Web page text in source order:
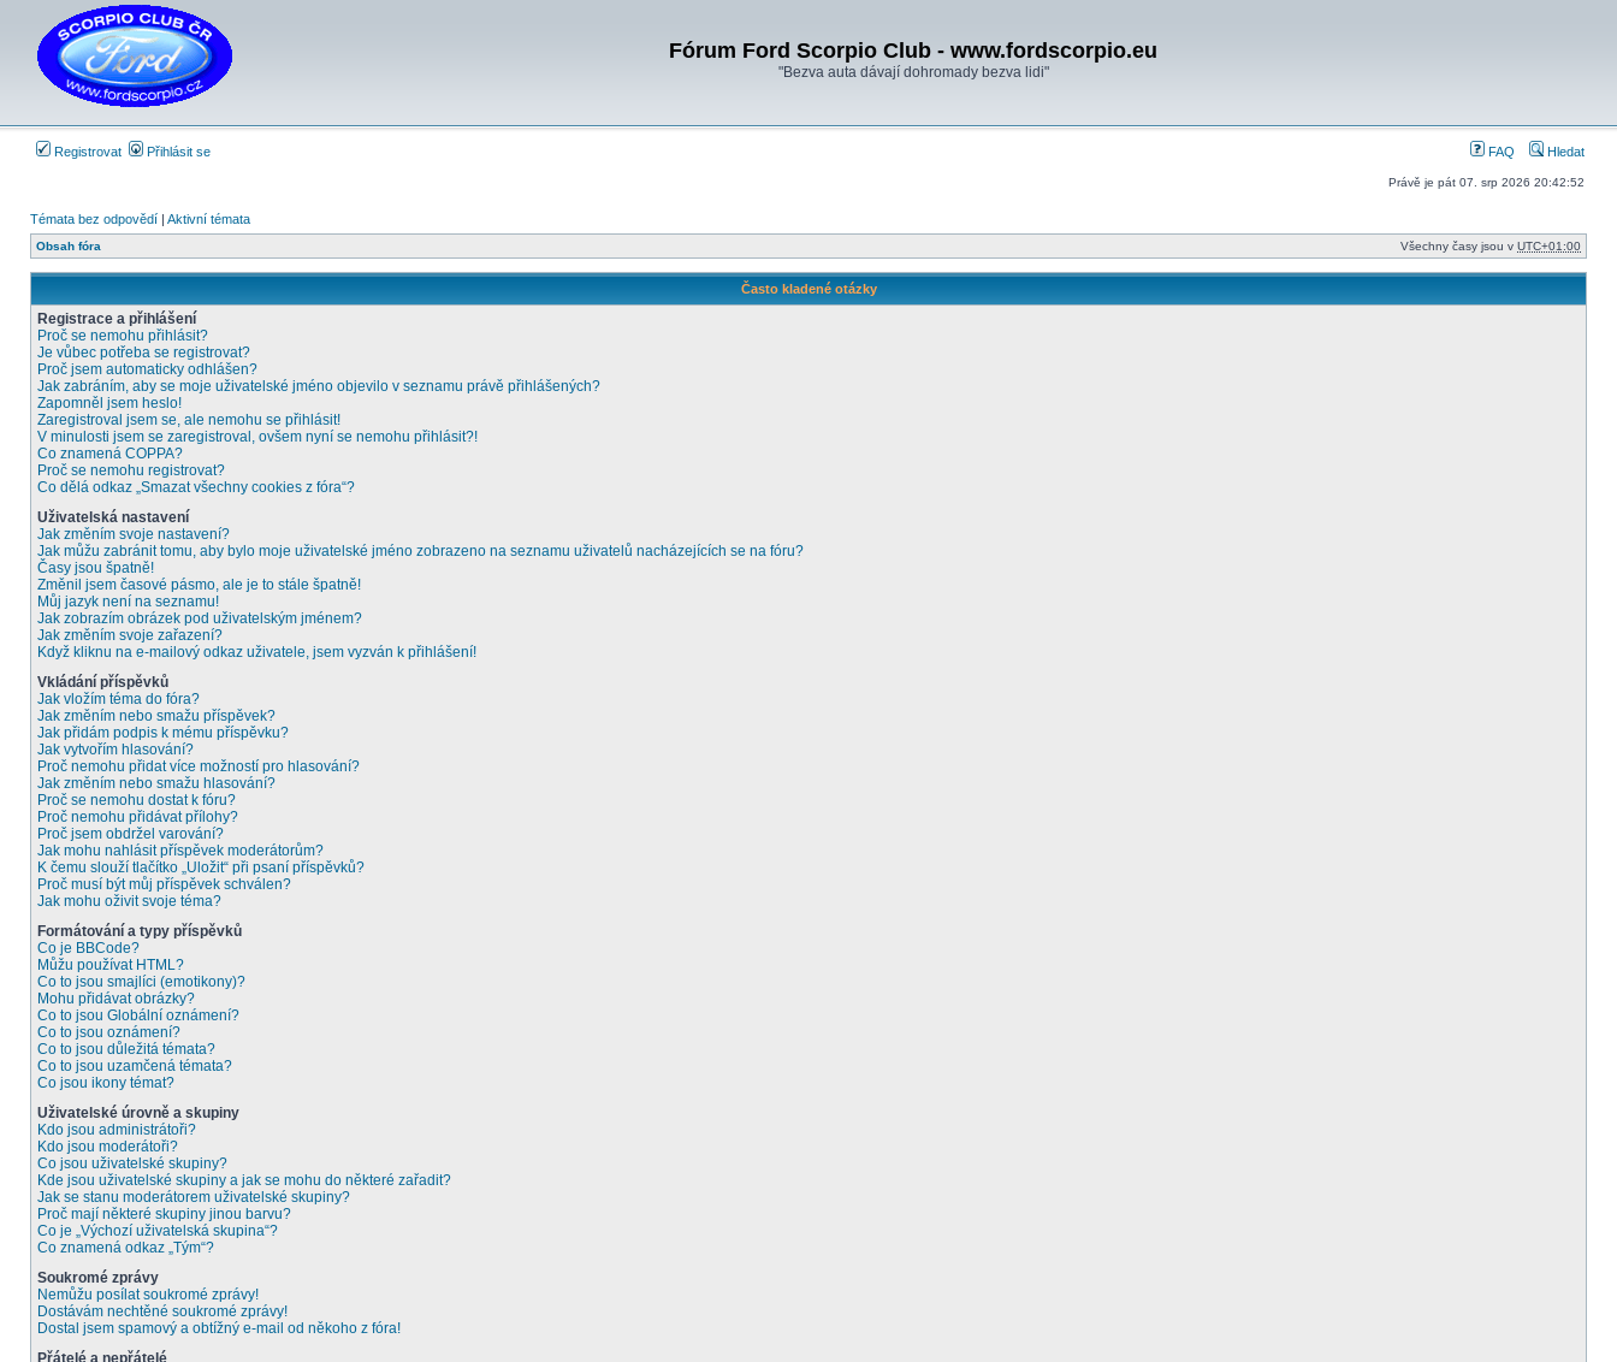
Fórum Ford Scorpio Club - www.fordscorpio.eu
"Bezva auta dávají dohromady bezva lidi"
Registrovat Přihlásit se FAQ Hledat
Právě je pát 07. srp 2026 20:42:52
Témata bez odpovědí | Aktivní témata
Obsah fóra Všechny časy jsou v UTC+01:00
Často kladené otázky
Registrace a přihlášení
Proč se nemohu přihlásit?
Je vůbec potřeba se registrovat?
Proč jsem automaticky odhlášen?
Jak zabráním, aby se moje uživatelské jméno objevilo v seznamu právě přihlášených?
Zapomněl jsem heslo!
Zaregistroval jsem se, ale nemohu se přihlásit!
V minulosti jsem se zaregistroval, ovšem nyní se nemohu přihlásit?!
Co znamená COPPA?
Proč se nemohu registrovat?
Co dělá odkaz „Smazat všechny cookies z fóra“?
Uživatelská nastavení
Jak změním svoje nastavení?
Jak můžu zabránit tomu, aby bylo moje uživatelské jméno zobrazeno na seznamu uživatelů nacházejících se na fóru?
Časy jsou špatně!
Změnil jsem časové pásmo, ale je to stále špatně!
Můj jazyk není na seznamu!
Jak zobrazím obrázek pod uživatelským jménem?
Jak změním svoje zařazení?
Když kliknu na e-mailový odkaz uživatele, jsem vyzván k přihlášení!
Vkládání příspěvků
Jak vložím téma do fóra?
Jak změním nebo smažu příspěvek?
Jak přidám podpis k mému příspěvku?
Jak vytvořím hlasování?
Proč nemohu přidat více možností pro hlasování?
Jak změním nebo smažu hlasování?
Proč se nemohu dostat k fóru?
Proč nemohu přidávat přílohy?
Proč jsem obdržel varování?
Jak mohu nahlásit příspěvek moderátorům?
K čemu slouží tlačítko „Uložit“ při psaní příspěvků?
Proč musí být můj příspěvek schválen?
Jak mohu oživit svoje téma?
Formátování a typy příspěvků
Co je BBCode?
Můžu používat HTML?
Co to jsou smajlíci (emotikony)?
Mohu přidávat obrázky?
Co to jsou Globální oznámení?
Co to jsou oznámení?
Co to jsou důležitá témata?
Co to jsou uzamčená témata?
Co jsou ikony témat?
Uživatelské úrovně a skupiny
Kdo jsou administrátoři?
Kdo jsou moderátoři?
Co jsou uživatelské skupiny?
Kde jsou uživatelské skupiny a jak se mohu do některé zařadit?
Jak se stanu moderátorem uživatelské skupiny?
Proč mají některé skupiny jinou barvu?
Co je „Výchozí uživatelská skupina“?
Co znamená odkaz „Tým“?
Soukromé zprávy
Nemůžu posílat soukromé zprávy!
Dostávám nechtěné soukromé zprávy!
Dostal jsem spamový a obtížný e-mail od někoho z fóra!
Přátelé a nepřátelé